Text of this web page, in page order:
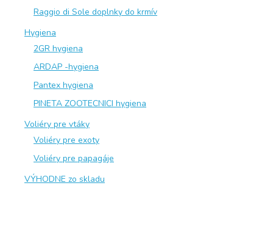
Raggio di Sole doplnky do krmív
Hygiena
2GR hygiena
ARDAP -hygiena
Pantex hygiena
PINETA ZOOTECNICI hygiena
Voliéry pre vtáky
Voliéry pre exoty
Voliéry pre papagáje
VÝHODNE zo skladu